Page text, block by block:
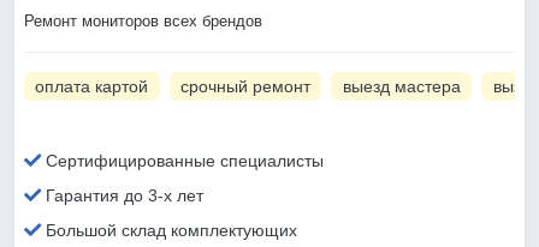
Ремонт мониторов всех брендов
оплата картой срочный ремонт выезд мастера
Сертифицированные специалисты
Гарантия до 3-х лет
Большой склад комплектующих